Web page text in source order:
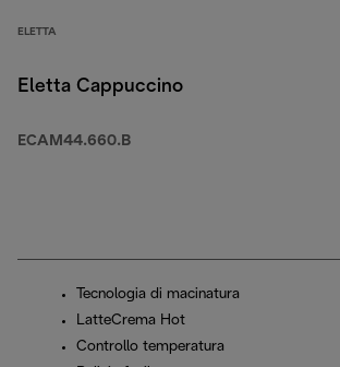
ELETTA
Eletta Cappuccino
ECAM44.660.B
Tecnologia di macinatura
LatteCrema Hot
Controllo temperatura